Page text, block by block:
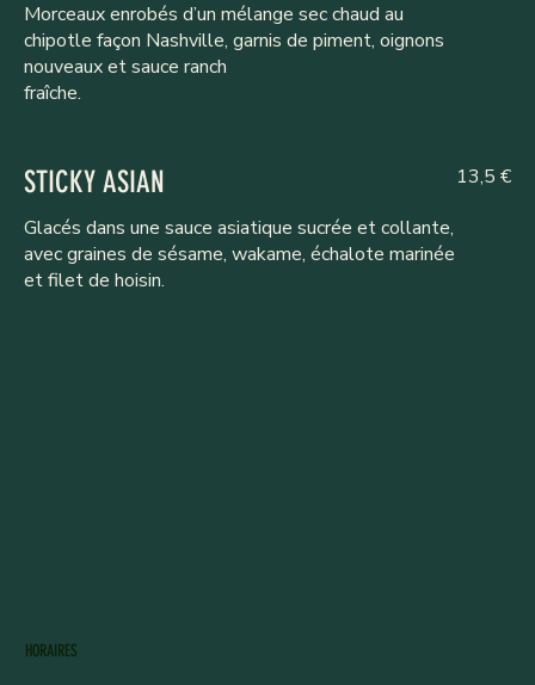
Morceaux enrobés d’un mélange sec chaud au
chipotle façon Nashville, garnis de piment, oignons
nouveaux et sauce ranch
fraîche.
STICKY ASIAN
Glacés dans une sauce asiatique sucrée et collante,
avec graines de sésame, wakame, échalote marinée
et filet de hoisin.
13,5 €
HORAIRES